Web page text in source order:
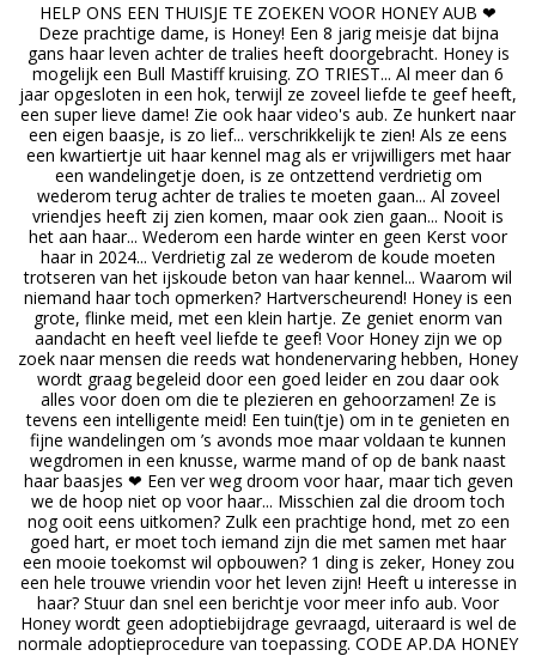
HELP ONS EEN THUISJE TE ZOEKEN VOOR HONEY AUB ❤
Deze prachtige dame, is Honey! Een 8 jarig meisje dat bijna
gans haar leven achter de tralies heeft doorgebracht. Honey is
mogelijk een Bull Mastiff kruising. ZO TRIEST... Al meer dan 6
jaar opgesloten in een hok, terwijl ze zoveel liefde te geef heeft,
een super lieve dame! Zie ook haar video's aub. Ze hunkert naar
een eigen baasje, is zo lief... verschrikkelijk te zien! Als ze eens
een kwartiertje uit haar kennel mag als er vrijwilligers met haar
een wandelingetje doen, is ze ontzettend verdrietig om
wederom terug achter de tralies te moeten gaan... Al zoveel
vriendjes heeft zij zien komen, maar ook zien gaan... Nooit is
het aan haar... Wederom een harde winter en geen Kerst voor
haar in 2024... Verdrietig zal ze wederom de koude moeten
trotseren van het ijskoude beton van haar kennel... Waarom wil
niemand haar toch opmerken? Hartverscheurend! Honey is een
grote, flinke meid, met een klein hartje. Ze geniet enorm van
aandacht en heeft veel liefde te geef! Voor Honey zijn we op
zoek naar mensen die reeds wat hondenervaring hebben, Honey
wordt graag begeleid door een goed leider en zou daar ook
alles voor doen om die te plezieren en gehoorzamen! Ze is
tevens een intelligente meid! Een tuin(tje) om in te genieten en
fijne wandelingen om ’s avonds moe maar voldaan te kunnen
wegdromen in een knusse, warme mand of op de bank naast
haar baasjes ❤ Een ver weg droom voor haar, maar tich geven
we de hoop niet op voor haar... Misschien zal die droom toch
nog ooit eens uitkomen? Zulk een prachtige hond, met zo een
goed hart, er moet toch iemand zijn die met samen met haar
een mooie toekomst wil opbouwen? 1 ding is zeker, Honey zou
een hele trouwe vriendin voor het leven zijn! Heeft u interesse in
haar? Stuur dan snel een berichtje voor meer info aub. Voor
Honey wordt geen adoptiebijdrage gevraagd, uiteraard is wel de
normale adoptieprocedure van toepassing. CODE AP.DA HONEY